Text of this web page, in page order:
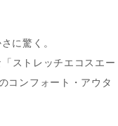
に驚く。
ストレッチエコスエー
コンフォート・アウタ